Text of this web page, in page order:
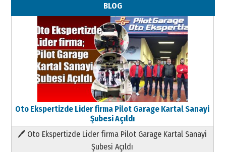
BLOG
Oto Ekspertizde Lider firma Pilot Garage Kartal Sanayi
Şubesi Açıldı
🖊 Oto Ekspertizde Lider firma Pilot Garage Kartal Sanayi
Şubesi Açıldı